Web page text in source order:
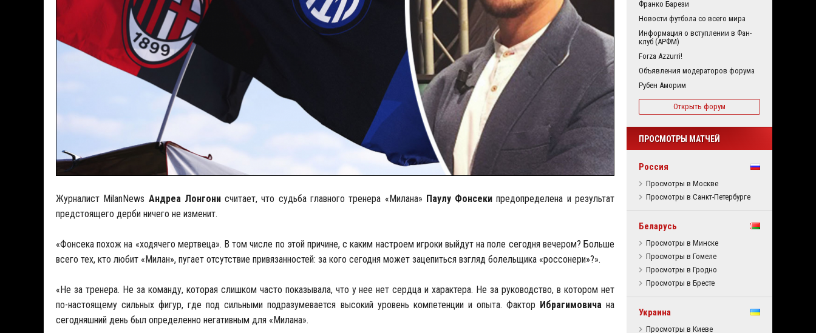
Журналист MilanNews Андреа Лонгонисчитает, что судьба главного тренера «Милана» Паулу Фонсеки предопределена и результат
предстоящего дерби ничего не изменит.
«Фонсека похож на «ходячего мертвеца». В том числе по этой причине, с каким настроем игроки выйдут на поле сегодня вечером? Больше
всего тех, кто любит «Милан», пугает отсутствие привязанностей: за кого сегодня может зацепиться взгляд болельщика «россонери»?».
«Не за тренера. Не за команду, которая слишком часто показывала, что у нее нет сердца и характера. Не за руководство, в котором нет
по-настоящему сильных фигур, где под сильными подразумевается высокий уровень компетенции и опыта. Фактор Ибрагимовича на
сегодняшний день был определенно негативным для «Милана».
Франко Барези
Новости футбола со всего мира
Информация о вступлении в Фан-
клуб (АРФМ)
Forza Azzurri!
Объявления модераторов форума
Рубен Аморим
Открыть форум
ПРОСМОТРЫ МАТЧЕЙ
Россия
Просмотры в Москве
Просмотры в Санкт-Петербурге
Беларусь
Просмотры в Минске
Просмотры в Гомеле
Просмотры в Гродно
Просмотры в Бресте
Украина
Просмотры в Киеве